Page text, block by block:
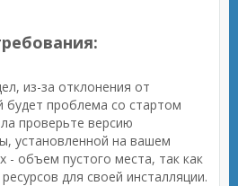
из-за отклонения от
будет проблема со стартом
проверьте версию
установленной на вашем
- объем пустого места, так как
для своей инсталляции.